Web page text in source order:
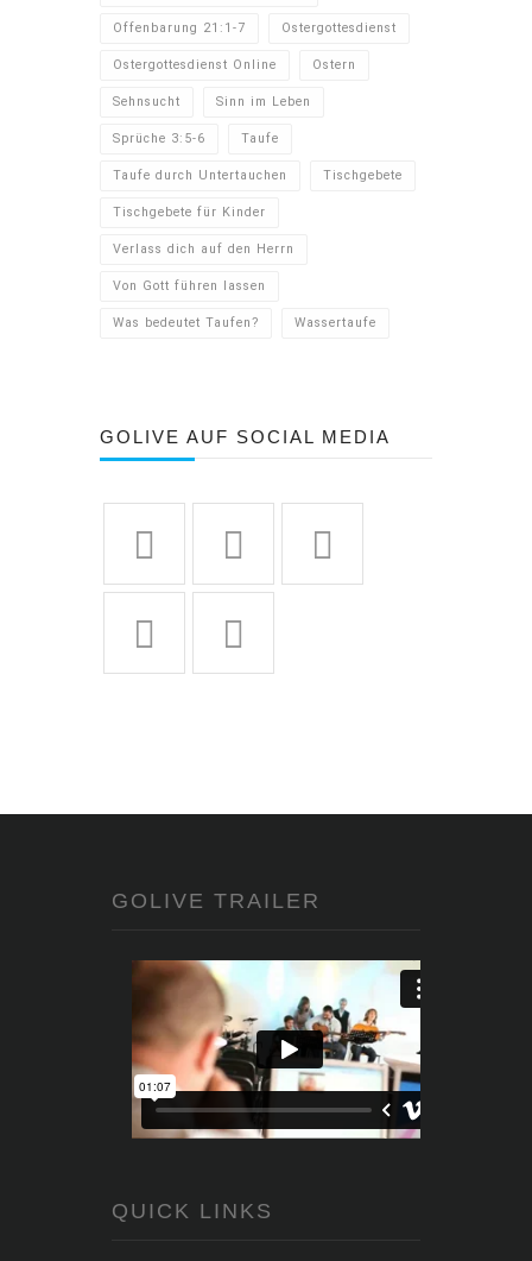
Offenbarung 21:1-7 Ostergottesdienst
Ostergottesdienst Online Ostern
Sehnsucht Sinn im Leben
Sprüche 3:5-6 Taufe
Taufe durch Untertauchen Tischgebete
Tischgebete für Kinder
Verlass dich auf den Herrn
Von Gott führen lassen
Was bedeutet Taufen? Wassertaufe
GOLIVE AUF SOCIAL MEDIA
GOLIVE TRAILER
QUICK LINKS